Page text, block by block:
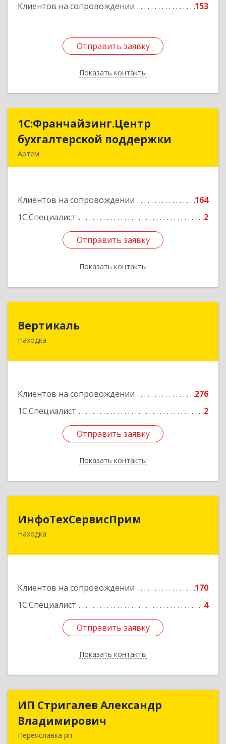
Клиентов на сопровождении 153
Отправить заявку
Показать контакты
Отправить заявку
Назад
1С:Франчайзинг.Центр
бухгалтерской поддержки
Артем
Клиентов на сопровождении
164
1С:Специалист
2
Отправить заявку
Показать контакты
1С:Франчайзинг.Центр
бухгалтерской поддержки
Подробнее
Отправить заявку
Назад
Вертикаль
Находка
Клиентов на сопровождении
276
1С:Специалист
2
Отправить заявку
Показать контакты
Отправить заявку
Назад
ИнфоТехСервисПрим
Находка
Клиентов на сопровождении
170
1С:Специалист
4
Отправить заявку
Показать контакты
Отправить заявку
Назад
ИП Стригалев Александр
Владимирович
Переяславка рп
ИП Стригалев Александр